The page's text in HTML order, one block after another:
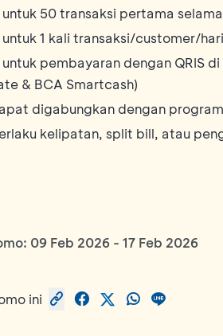
untuk 50 transaksi pertama
untuk 1 kali transaksi/customer/hari
untuk pembayaran dengan QRIS
& BCA Smartcash)
digabungkan dengan
kelipatan, split bill, atau
09 Feb 2026 - 17 Feb 2026
ini